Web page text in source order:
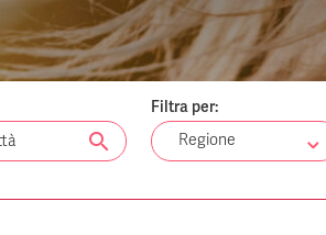
search
Filtra per:
Regione